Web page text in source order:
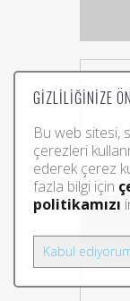
GIZLILIĞINIZE
Bu web sitesi,
çerezleri
ederek çerez
fazla bilgi için
politikamızı
Kabul